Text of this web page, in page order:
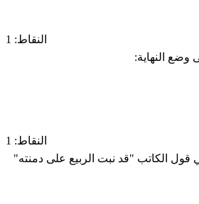
النقاط: 1
النهاية:
النقاط: 1
قول الكاتب "قد نبت الربيع على دمنته"